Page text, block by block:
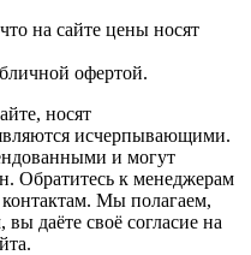
на сайте цены носят
офертой.
носят
исчерпывающими.
и могут
Обратитесь к менеджерам
Мы полагаем,
даёте своё согласие на